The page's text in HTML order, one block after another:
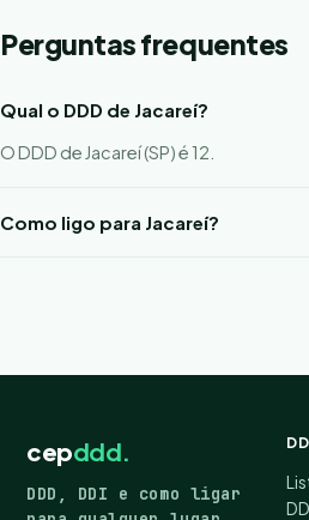
Perguntas frequentes
Qual o DDD de Jacareí?
O DDD de Jacareí (SP) é 12.
Como ligo para Jacareí?
cepddd.
DDD, DDI e como ligar